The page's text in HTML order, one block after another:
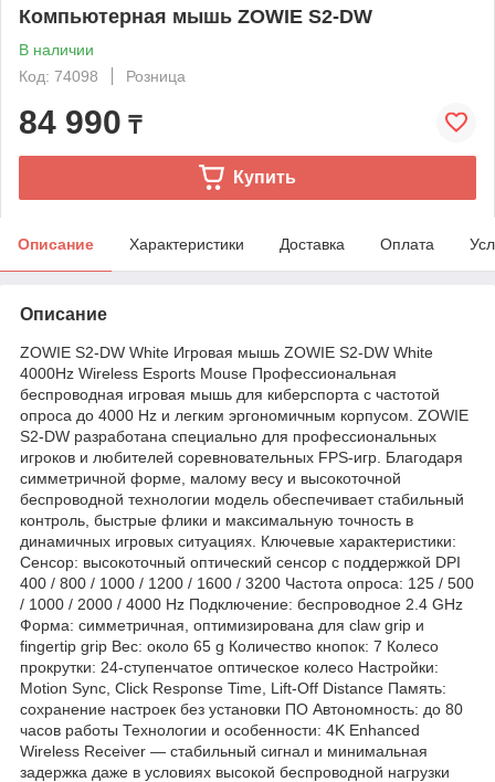
Компьютерная мышь ZOWIE S2-DW
В наличии
Код: 74098
Розница
84 990 ₸
Купить
Описание Характеристики Доставка Оплата
Описание
ZOWIE S2-DW White Игровая мышь ZOWIE S2-DW White
4000Hz Wireless Esports Mouse Профессиональная
беспроводная игровая мышь для киберспорта с частотой
опроса до 4000 Hz и легким эргономичным корпусом. ZOWIE
S2-DW разработана специально для профессиональных
игроков и любителей соревновательных FPS-игр. Благодаря
симметричной форме, малому весу и высокоточной
беспроводной технологии модель обеспечивает стабильный
контроль, быстрые флики и максимальную точность в
динамичных игровых ситуациях. Ключевые характеристики:
Сенсор: высокоточный оптический сенсор с поддержкой DPI
400 / 800 / 1000 / 1200 / 1600 / 3200 Частота опроса: 125 / 500
/ 1000 / 2000 / 4000 Hz Подключение: беспроводное 2.4 GHz
Форма: симметричная, оптимизирована для claw grip и
fingertip grip Вес: около 65 g Количество кнопок: 7 Колесо
прокрутки: 24-ступенчатое оптическое колесо Настройки:
Motion Sync, Click Response Time, Lift-Off Distance Память:
сохранение настроек без установки ПО Автономность: до 80
часов работы Технологии и особенности: 4K Enhanced
Wireless Receiver — стабильный сигнал и минимальная
задержка даже в условиях высокой беспроводной нагрузки